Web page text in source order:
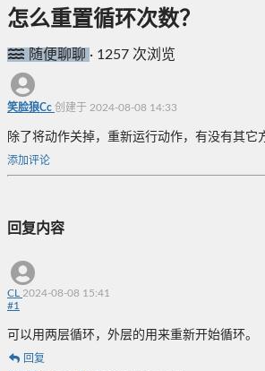
怎么重置循环次数？
随便聊聊 · 1257 次浏览
笑脸狼Cc 创建于 2024-08-08 14:33
除了将动作关掉，重新运行动作，有没有其它
添加评论
回复内容
CL 2024-08-08 15:41
#1
可以用两层循环，外层的用来重新开始循环。
回复